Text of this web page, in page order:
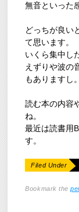
無音といった
どっちが良い
て思います。
いくら集中し
えずりや波の
もありますし。
読む本の内容
ね。
最近は読書用
す。
Filed Under
Bookmark the